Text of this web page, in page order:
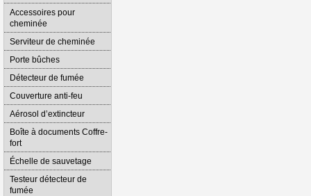
Accessoires pour
cheminée
Serviteur de cheminée
Porte bûches
Détecteur de fumée
Couverture anti-feu
Aérosol d’extincteur
Boîte à documents Coffre-
fort
Échelle de sauvetage
Testeur détecteur de
fumée